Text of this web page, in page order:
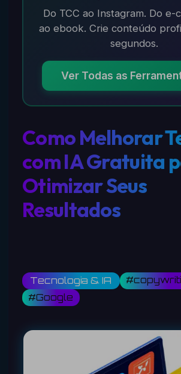
Do TCC ao Instagram. Do e-
ao ebook. Crie conteúdo
segundos.
Ver Todas as
Como Melhorar
com IA Gratuita
Otimizar Seus
Resultados
Tecnologia & IA
#Google